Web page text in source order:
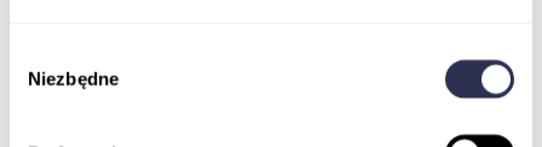
zgody
Niezbędne